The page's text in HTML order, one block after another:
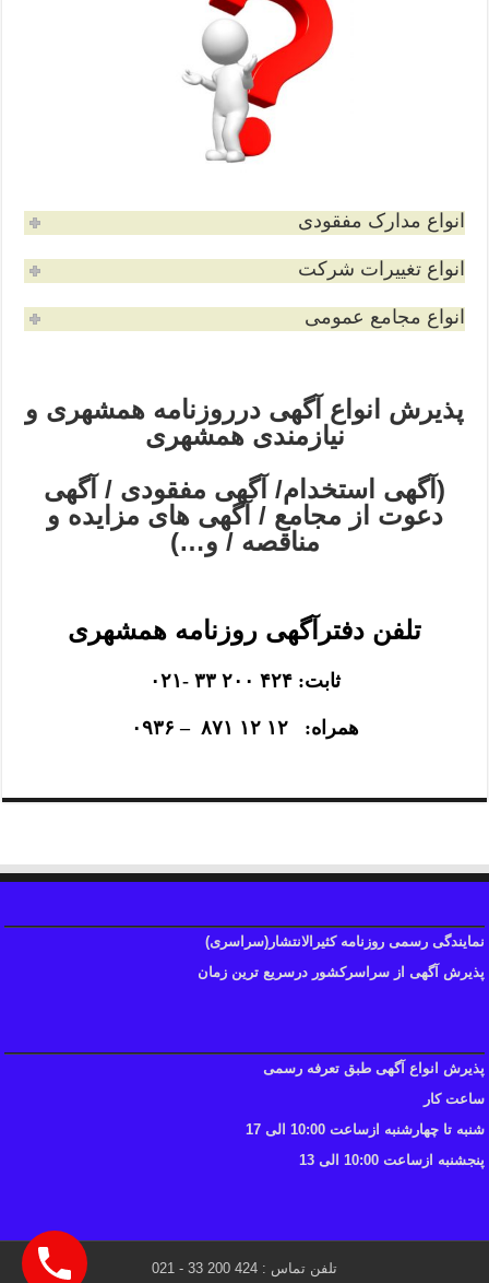
انواع مدارک مفقودی
انواع تغییرات شرکت
انواع مجامع عمومی
پذیرش انواع آگهی درروزنامه همشهری و
نیازمندی همشهری
(آگهی استخدام/ آگهی مفقودی / آگهی
دعوت از مجامع / آگهی های مزایده و
مناقصه / و…)
تلفن دفترآگهی روزنامه همشهری
ثابت: ۴۲۴ ۲۰۰ ۳۳ -۰۲۱
همراه: ۱۲ ۱۲ ۸۷۱ – ۰۹۳۶
نمایندگی رسمی روزنامه کثیرالانتشار(سراسری)
پذیرش آگهی از سراسرکشور درسریع ترین زمان
پذیرش انواع آگهی طبق تعرفه رسمی
ساعت کار
شنبه تا چهارشنبه ازساعت 10:00 الی 17
پنجشنبه ازساعت 10:00 الی 13
تلفن تماس : 424 200 33 - 021